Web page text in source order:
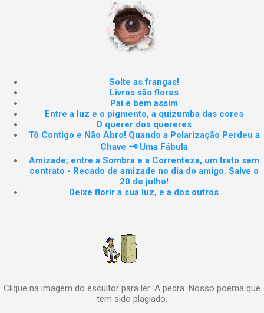
Solte as frangas!
Livros são flores
Pai é bem assim
Entre a luz e o pigmento, a quizumba das cores
O querer dos quereres
Tô Contigo e Não Abro! Quando a Polarização Perdeu a
Chave 🗝️ Uma Fábula
Amizade; entre a Sombra e a Correnteza, um trato sem
contrato - Recado de amizade no dia do amigo. Salve o
20 de julho!
Deixe florir a sua luz, e a dos outros
Clique na imagem do escultor para ler: A pedra. Nosso poema que
tem sido plagiado.